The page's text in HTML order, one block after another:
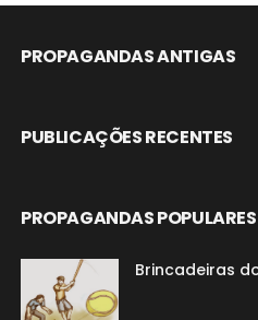
PROPAGANDAS ANTIGAS
PUBLICAÇÕES RECENTES
PROPAGANDAS POPULARES
Brincadeiras